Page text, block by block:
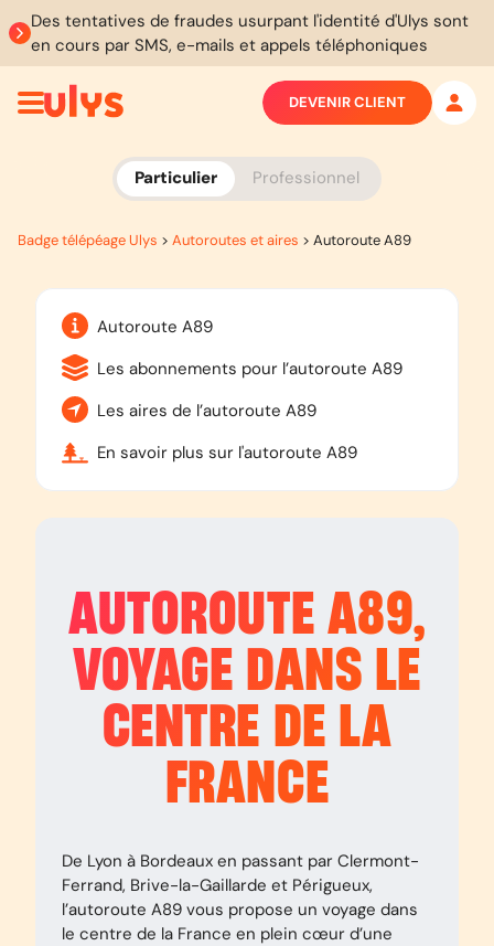
Des tentatives de fraudes usurpant l'identité d'Ulys sont
en cours par SMS, e-mails et appels téléphoniques
Particulier Professionnel
DEVENIR CLIENT
Badge télépéage Ulys > Autoroutes et aires > Autoroute A89
Autoroute A89
Les abonnements pour l’autoroute A89
Les aires de l’autoroute A89
En savoir plus sur l'autoroute A89
AUTOROUTE A89,
VOYAGE DANS LE
CENTRE DE LA
FRANCE
De Lyon à Bordeaux en passant par Clermont-
Ferrand, Brive-la-Gaillarde et Périgueux,
l’autoroute A89 vous propose un voyage dans
le centre de la France en plein cœur d’une